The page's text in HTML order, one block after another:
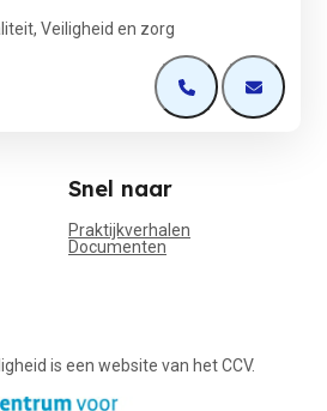
Veiligheid en zorg
Open deOpen de
Snel naar
Praktijkverhalen
Documenten
is een website van het CCV.